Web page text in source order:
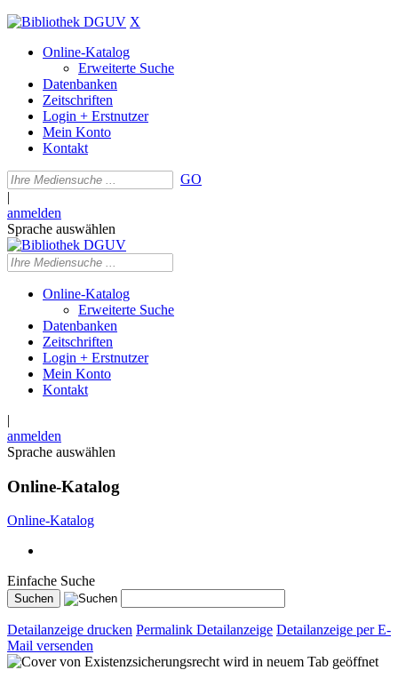
X
Online-Katalog
Erweiterte Suche
Datenbanken
Zeitschriften
Login + Erstnutzer
Mein Konto
Kontakt
GO
|
anmelden
Sprache auswählen
Online-Katalog
Erweiterte Suche
Datenbanken
Zeitschriften
Login + Erstnutzer
Mein Konto
Kontakt
|
anmelden
Sprache auswählen
Online-Katalog
Online-Katalog
Einfache Suche
Detailanzeige drucken Permalink Detailanzeige Detailanzeige per E-
Mail versenden
wird in neuem Tab geöffnet